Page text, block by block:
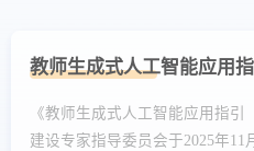
教师生成式人工智能应用指
《教师生成式人工智能应用指
建设专家指导委员会于2025年